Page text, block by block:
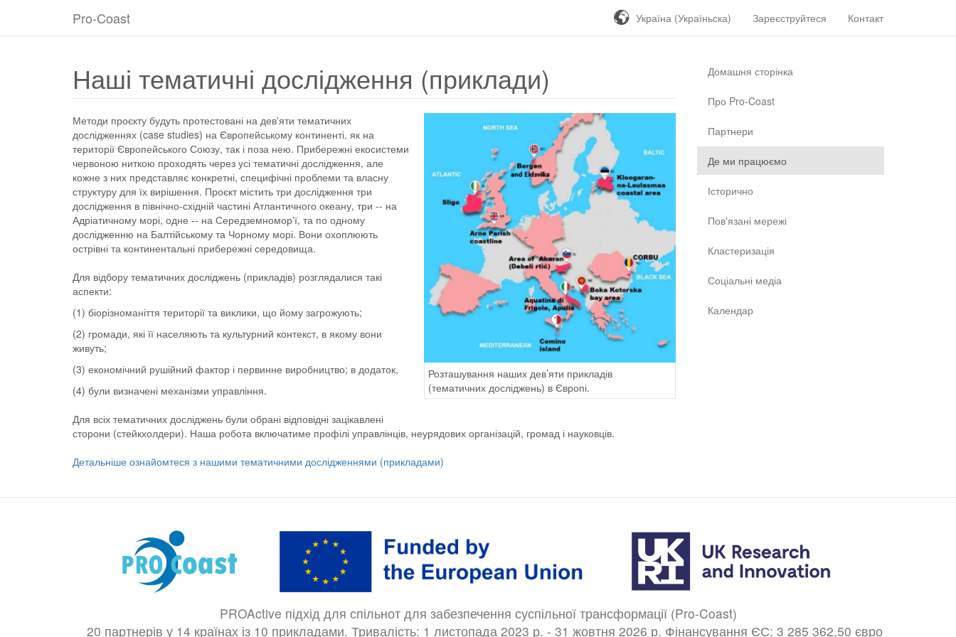
Pro-Coast Україна (Україньска) Зареєструйтеся Контакт
Наші тематичні дослідження (приклади)
Розташування наших дев’яти прикладів
(тематичних досліджень) в Європі.
Методи проєкту будуть протестовані на дев'яти тематичних
дослідженнях (case studies) на Європейському континенті, як на
території Європейського Союзу, так і поза нею. Прибережні екосистеми
червоною ниткою проходять через усі тематичні дослідження, але
кожне з них представляє конкретні, специфічні проблеми та власну
структуру для їх вирішення. Проєкт містить три дослідження три
дослідження в північно-східній частині Атлантичного океану, три -- на
Адріатичному морі, одне -- на Середземномор'ї, та по одному
дослідженню на Балтійському та Чорному морі. Вони охоплюють
острівні та континентальні прибережні середовища.
Для відбору тематичних досліджень (прикладів) розглядалися такі
аспекти:
(1) біорізноманіття території та виклики, що йому загрожують;
(2) громади, які її населяють та культурний контекст, в якому вони
живуть;
(3) економічний рушійний фактор і первинне виробництво; в додаток,
(4) були визначені механізми управління.
Для всіх тематичних досліджень були обрані відповідні зацікавлені
сторони (стейкхолдери). Наша робота включатиме профілі управлінців, неурядових організацій, громад і науковців.
Детальніше ознайомтеся з нашими тематичними дослідженнями (прикладами)
Домашня сторінка
Про Pro-Coast
Партнери
Де ми працюємо
Історично
Пов'язані мережі
Кластеризація
Соціальні медіа
Календар
PROActive підхід для спільнот для забезпечення суспільної трансформації (Pro-Coast)
20 партнерів у 14 країнах із 10 прикладами. Тривалість: 1 листопада 2023 р. - 31 жовтня 2026 р. Фінансування ЄС: 3 285 362,50 євро